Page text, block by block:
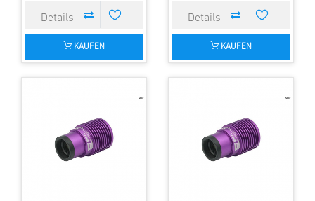
KAUFEN KAUFEN